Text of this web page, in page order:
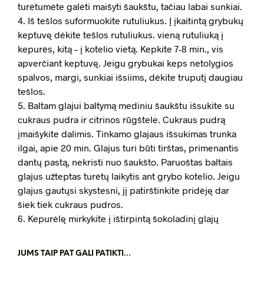
turėtumėte galėti maišyti šaukštu, tačiau labai sunkiai.
4. Iš tešlos suformuokite rutuliukus. Į įkaitintą grybukų
keptuvę dėkite tešlos rutuliukus. vieną rutuliuką į
kepurės, kitą – į kotelio vietą. Kepkite 7-8 min., vis
apverčiant keptuvę. Jeigu grybukai keps netolygios
spalvos, margi, sunkiai išsiims, dėkite truputį daugiau
tešlos.
5. Baltam glajui baltymą mediniu šaukštu išsukite su
cukraus pudra ir citrinos rūgštele. Cukraus pudrą
įmaišykite dalimis. Tinkamo glajaus išsukimas trunka
ilgai, apie 20 min. Glajus turi būti tirštas, primenantis
dantų pastą, nekristi nuo šaukšto. Paruoštas baltais
glajus užteptas turėtų laikytis ant grybo kotelio. Jeigu
glajus gautųsi skystesni, jį patirštinkite pridėję dar
šiek tiek cukraus pudros.
6. Kepurėlę mirkykite į ištirpintą šokoladinį glajų
JUMS TAIP PAT GALI PATIKTI…